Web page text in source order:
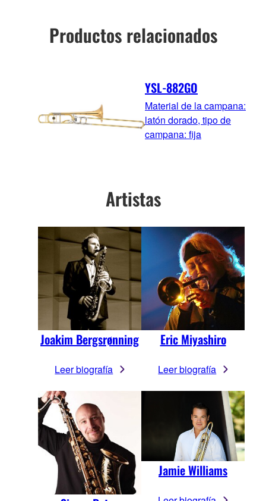
Productos relacionados
YSL-882GO
Material de la campana:
latón dorado, tipo de
campana: fija
Artistas
Joakim Bergsrønning
Leer biografía
Eric Miyashiro
Leer biografía
Jamie Williams